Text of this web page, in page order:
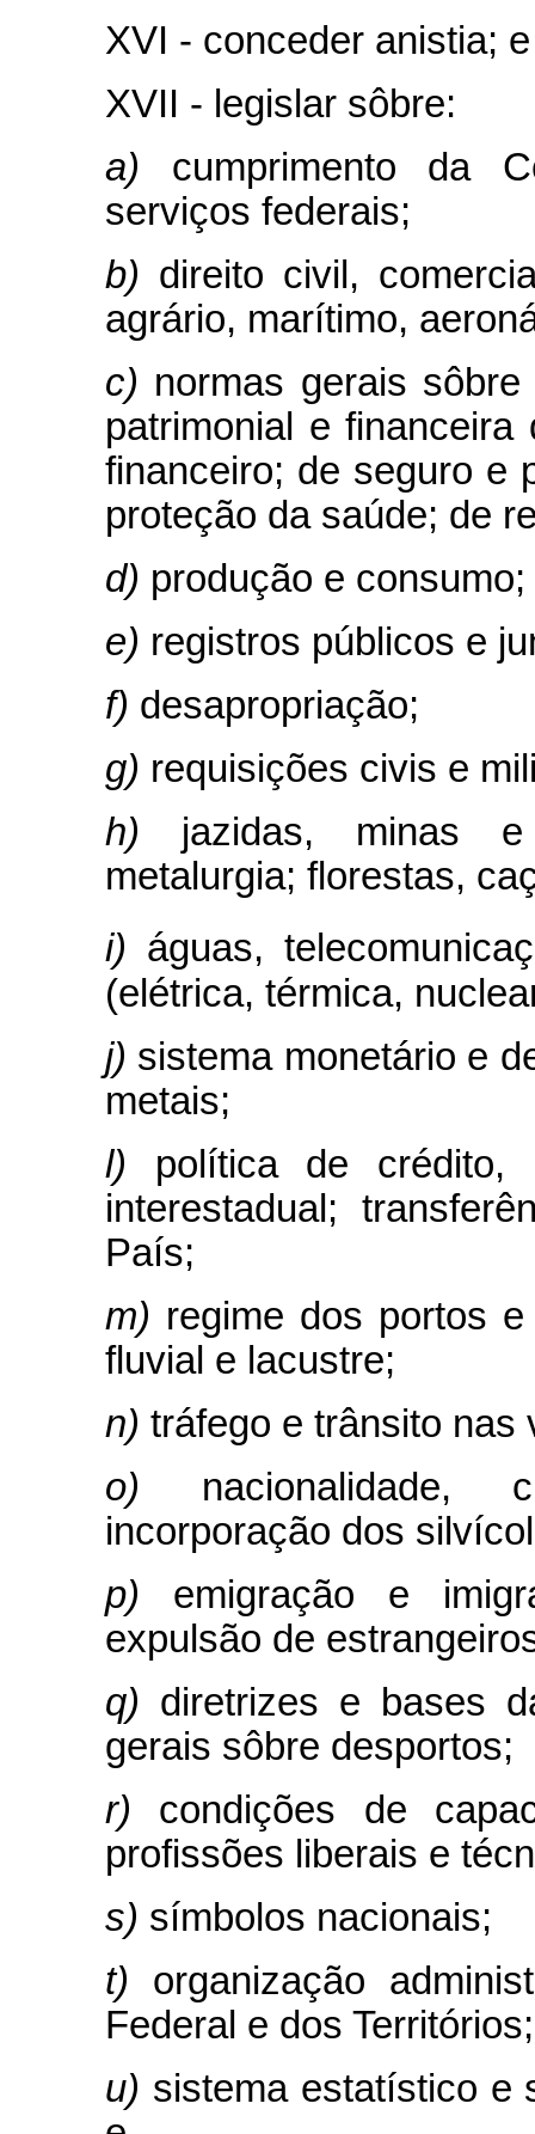
XVI - conceder anistia; e
XVII - legislar sôbre:
a) cumprimento da
serviços federais;
b) direito civil,
agrário, marítimo,
c) normas gerais
patrimonial e
financeiro; de seguro e
proteção da saúde; de
d) produção e consumo;
e) registros públicos e
f) desapropriação;
g) requisições civis e
h) jazidas, minas
metalurgia; florestas,
i) águas,
(elétrica, térmica,
j) sistema monetário e
metais;
l) política de crédito,
interestadual;
País;
m) regime dos portos
fluvial e lacustre;
n) tráfego e trânsito nas
o) nacionalidade,
incorporação dos
p) emigração e
expulsão de
q) diretrizes e bases
gerais sôbre desportos;
r) condições de
profissões liberais e
s) símbolos nacionais;
t) organização
Federal e dos Territórios;
u) sistema estatístico e